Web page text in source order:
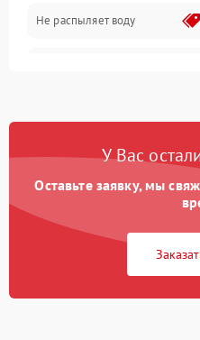
Программное обеспечение
Не распыляет воду
Проблемы с набором
Не работает сушилка
Сбои в работе таймера
У Вас
Оставьте заявку, мы